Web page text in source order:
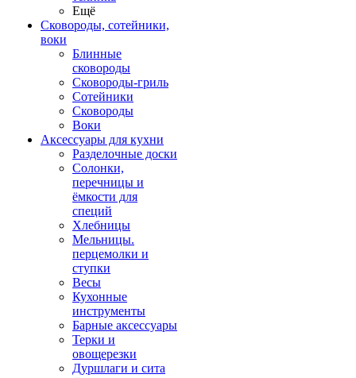
Ещё
Сковороды, сотейники,
воки
Блинные
сковороды
Сковороды-гриль
Сотейники
Сковороды
Воки
Аксессуары для кухни
Разделочные доски
Солонки,
перечницы и
ёмкости для
специй
Хлебницы
Мельницы.
перцемолки и
ступки
Весы
Кухонные
инструменты
Барные аксессуары
Терки и
овощерезки
Дуршлаги и сита